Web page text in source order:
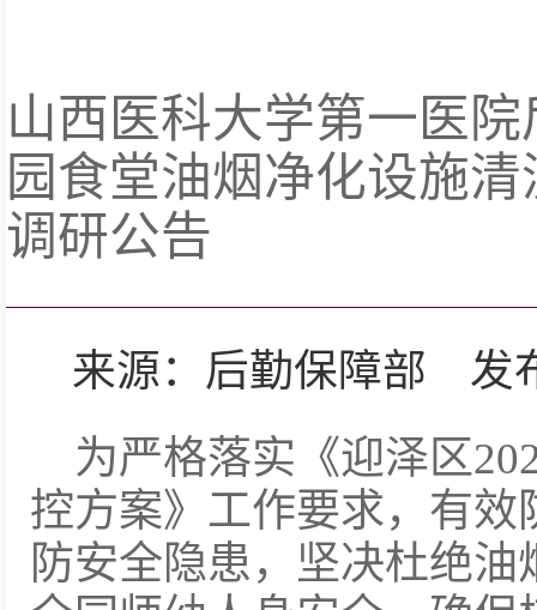
山西医科大学第一医
园食堂油烟净化设施
调研公告
来源：后勤保障部 发
为严格落实《迎泽区
控方案》工作要求，有
防安全隐患，坚决杜绝